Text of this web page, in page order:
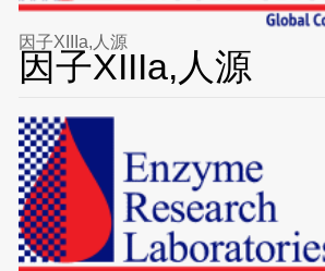
因子XIIIa,人源
因子XIIIa,人源